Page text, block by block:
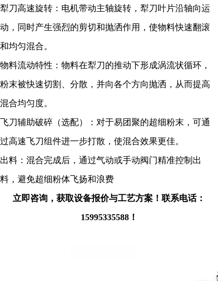
犁刀高速旋转：电机带动主轴旋转，犁刀叶片沿轴向运
动，同时产生强烈的剪切和抛洒作用，使物料快速翻滚
和均匀混合。
物料流动特性：物料在犁刀的推动下形成涡流状循环，
粉末被快速切割、分散，并向各个方向抛洒，从而提高
混合均匀度。
飞刀辅助破碎（选配）：对于易团聚的超细粉末，可通
过高速飞刀组件进一步打散，使混合效果更佳。
出料：混合完成后，通过气动或手动阀门精准控制出
料，避免超细粉体飞扬和浪费
立即咨询，获取设备报价与工艺方案！联系电话：
15995335588！